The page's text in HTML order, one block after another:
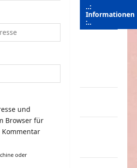
und
Browser für
oder
..:
Informationen
:..